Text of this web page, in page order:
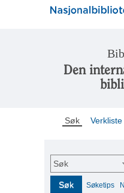
Den
Søk Verkliste
Søk
Søk Søketips